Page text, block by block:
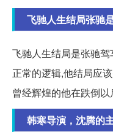
飞驰人生结局张驰
飞驰人生结局是张驰
正常的逻辑,他结局应
曾经辉煌的他在跌倒以
韩寒导演，沈腾的